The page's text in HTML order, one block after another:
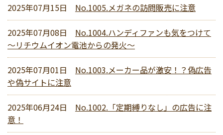
2025年07月15日 No.1005.メガネの訪問販売に注意
2025年07月08日
No.1004.ハンディファンも気をつけて
～リチウムイオン電池からの発火～
2025年07月01日
No.1003.メーカー品が激安！？偽広告
や偽サイトに注意
2025年06月24日
No.1002.「定期縛りなし」の広告に注
意！